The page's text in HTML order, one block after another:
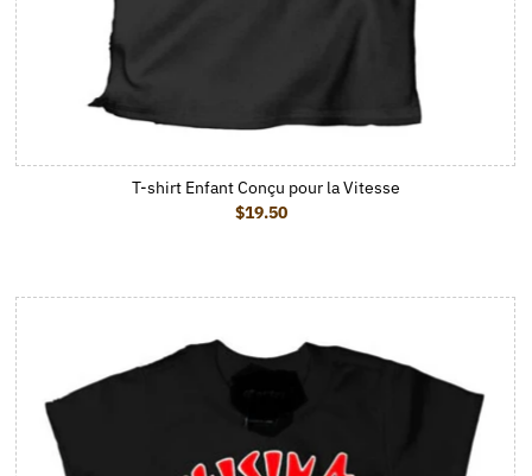
T-shirt Enfant Conçu pour la Vitesse
Prix ordinaire
$19.50